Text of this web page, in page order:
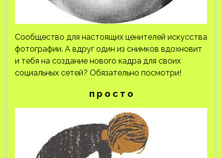
Сообщество для настоящих ценителей искусства
фотографии. А вдруг один из снимков вдохновит
и тебя на создание нового кадра для своих
социальных сетей? Обязательно посмотри!
п р о с т о